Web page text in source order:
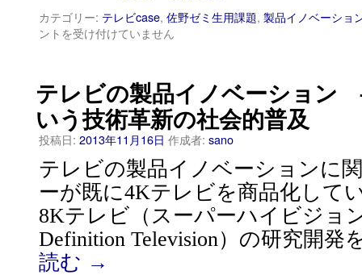
カテゴリー: テレビcase, 佐野ゼミ生用課題, 製品イノベーショ
ントを受け付けていません
テレビの製品イノベーショ
いう技術革新の社会的普及
投稿日: 2013年11月16日 作成者: sano
テレビの製品イノベーションに
ーが既に4Kテレビを商品化して
8Kテレビ（スーパーハイビジョ
Definition Television）の研究開
読む →